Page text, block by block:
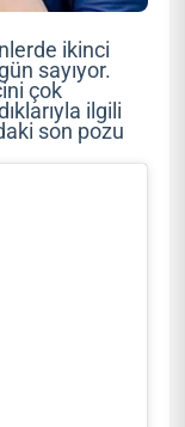
ikinci
sayıyor.
çok
ilgili
son pozu